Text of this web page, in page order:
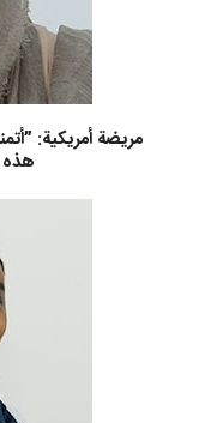
مريضة أمريكية:
هذه